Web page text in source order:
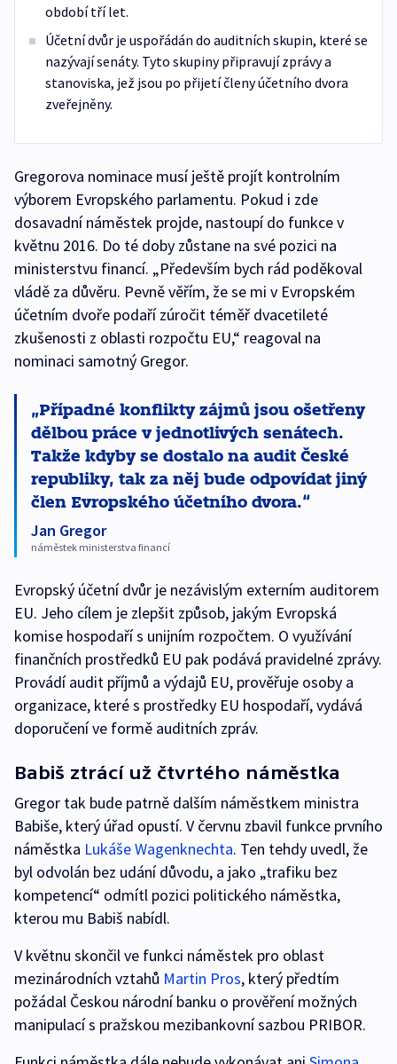
období tří let.
Účetní dvůr je uspořádán do auditních skupin, které se
nazývají senáty. Tyto skupiny připravují zprávy a
stanoviska, jež jsou po přijetí členy účetního dvora
zveřejněny.
Gregorova nominace musí ještě projít kontrolním
výborem Evropského parlamentu. Pokud i zde
dosavadní náměstek projde, nastoupí do funkce v
květnu 2016. Do té doby zůstane na své pozici na
ministerstvu financí. „Především bych rád poděkoval
vládě za důvěru. Pevně věřím, že se mi v Evropském
účetním dvoře podaří zúročit téměř dvacetileté
zkušenosti z oblasti rozpočtu EU,“ reagoval na
nominaci samotný Gregor.
Případné konflikty zájmů jsou ošetřeny
dělbou práce v jednotlivých senátech.
Takže kdyby se dostalo na audit České
republiky, tak za něj bude odpovídat jiný
člen Evropského účetního dvora.
Jan Gregor
náměstek ministerstva financí
Evropský účetní dvůr je nezávislým externím auditorem
EU. Jeho cílem je zlepšit způsob, jakým Evropská
komise hospodaří s unijním rozpočtem. O využívání
finančních prostředků EU pak podává pravidelné zprávy.
Provádí audit příjmů a výdajů EU, prověřuje osoby a
organizace, které s prostředky EU hospodaří, vydává
doporučení ve formě auditních zpráv.
Babiš ztrácí už čtvrtého náměstka
Gregor tak bude patrně dalším náměstkem ministra
Babiše, který úřad opustí. V červnu zbavil funkce prvního
náměstka Lukáše Wagenknechta. Ten tehdy uvedl, že
byl odvolán bez udání důvodu, a jako „trafiku bez
kompetencí“ odmítl pozici politického náměstka,
kterou mu Babiš nabídl.
V květnu skončil ve funkci náměstek pro oblast
mezinárodních vztahů Martin Pros, který předtím
požádal Českou národní banku o prověření možných
manipulací s pražskou mezibankovní sazbou PRIBOR.